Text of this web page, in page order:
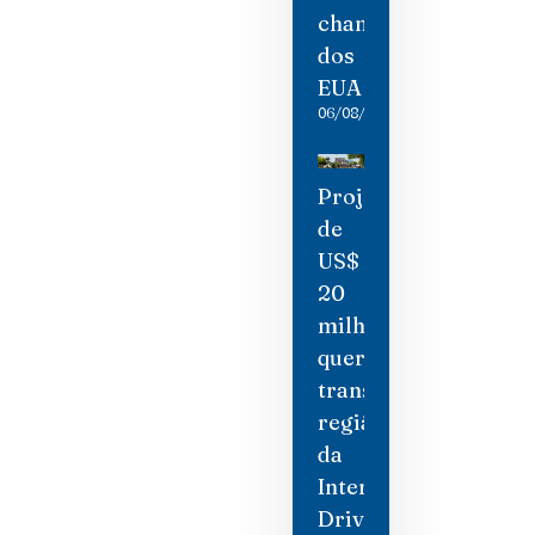
chantagem
dos
EUA
06/08/2026
Projeto
de
US$
20
milhões
quer
transformar
região
da
International
Drive